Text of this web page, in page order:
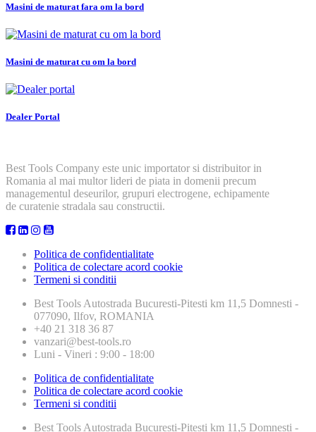
Masini de maturat fara om la bord
Masini de maturat cu om la bord
Dealer Portal
Best Tools Company este unic importator si distribuitor in
Romania al mai multor lideri de piata in domenii precum
managementul deseurilor, grupuri electrogene, echipamente
de curatenie stradala sau constructii.
Politica de confidentialitate
Politica de colectare acord cookie
Termeni si conditii
Best ToolsAutostrada Bucuresti-Pitesti km 11,5 Domnesti -
077090, Ilfov, ROMANIA
+40 21 318 36 87
vanzari@best-tools.ro
Luni - Vineri : 9:00 - 18:00
Politica de confidentialitate
Politica de colectare acord cookie
Termeni si conditii
Best ToolsAutostrada Bucuresti-Pitesti km 11,5 Domnesti -